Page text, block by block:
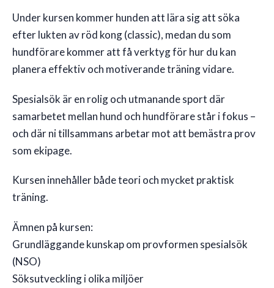
Under kursen kommer hunden att lära sig att söka
efter lukten av röd kong (classic), medan du som
hundförare kommer att få verktyg för hur du kan
planera effektiv och motiverande träning vidare.
Spesialsök är en rolig och utmanande sport där
samarbetet mellan hund och hundförare står i fokus –
och där ni tillsammans arbetar mot att bemästra prov
som ekipage.
Kursen innehåller både teori och mycket praktisk
träning.
Ämnen på kursen:
Grundläggande kunskap om provformen spesialsök
(NSO)
Söksutveckling i olika miljöer